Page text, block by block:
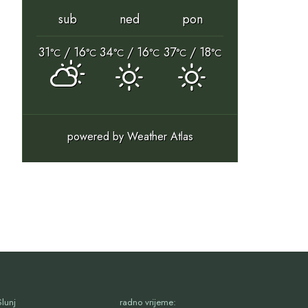
sub ned
pon
31°C / 16°C 34°C / 16°C 37°C/ 18°C
powered byWeather Atlas
radno vrijeme: